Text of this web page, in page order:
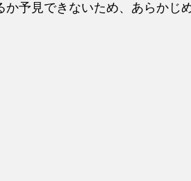
か予見できないため、あらかじ